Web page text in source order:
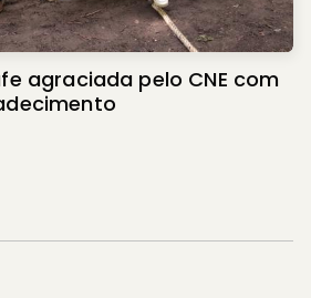
pelo CNE com